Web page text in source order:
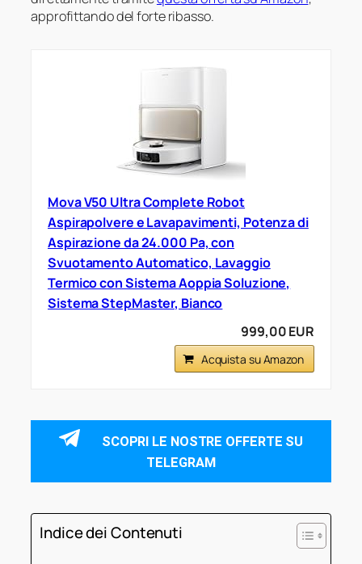
approfittando del forte ribasso.
Mova V50 Ultra Complete Robot
Aspirapolvere e Lavapavimenti, Potenza di
Aspirazione da 24.000 Pa, con
Svuotamento Automatico, Lavaggio
Termico con Sistema Aoppia Soluzione,
Sistema StepMaster, Bianco
999,00 EUR
Acquista su Amazon
SCOPRI LE NOSTRE OFFERTE SU
TELEGRAM
Indice dei Contenuti